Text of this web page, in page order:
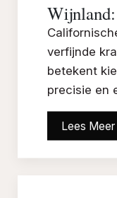
verfijnde
betekent
precisie en
Lees Meer